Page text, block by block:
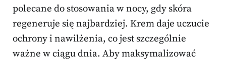
polecane do stosowania w nocy, gdy skóra
regeneruje się najbardziej. Krem daje uczucie
ochrony i nawilżenia, co jest szczególnie
ważne w ciągu dnia. Aby maksymalizować